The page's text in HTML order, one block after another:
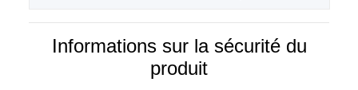
Informations sur la sécurité du
produit